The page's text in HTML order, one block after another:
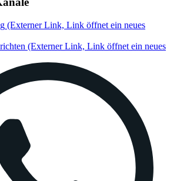
(Externer Link, Link öffnet ein neues
(Externer Link, Link öffnet ein neues